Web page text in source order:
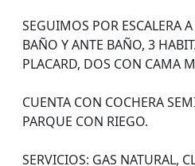
SEGUIMOS POR ESCALERA
BAÑO Y ANTE BAÑO, 3
PLACARD, DOS CON CAMA
CUENTA CON COCHERA
PARQUE CON RIEGO.
SERVICIOS: GAS NATURAL,